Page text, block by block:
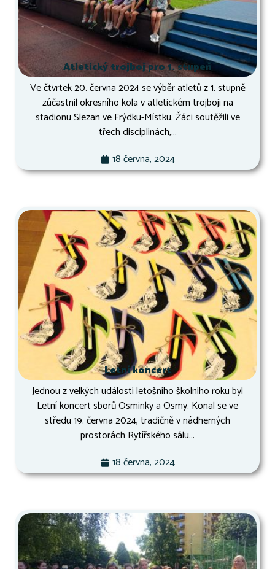
Atletický trojboj pro 1. stupeň
Ve čtvrtek 20. června 2024 se výběr atletů z 1. stupně
zúčastnil okresního kola v atletickém trojboji na
stadionu Slezan ve Frýdku-Místku. Žáci soutěžili ve
třech disciplínách,...
18 června, 2024
Letní koncert
Jednou z velkých událostí letošního školního roku byl
Letní koncert sborů Osminky a Osmy. Konal se ve
středu 19. června 2024, tradičně v nádherných
prostorách Rytířského sálu...
18 června, 2024